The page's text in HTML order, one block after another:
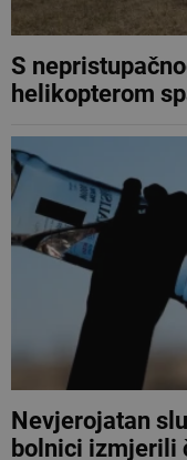
S
helikopterom
Nevjerojatan
bolnici izmjerili